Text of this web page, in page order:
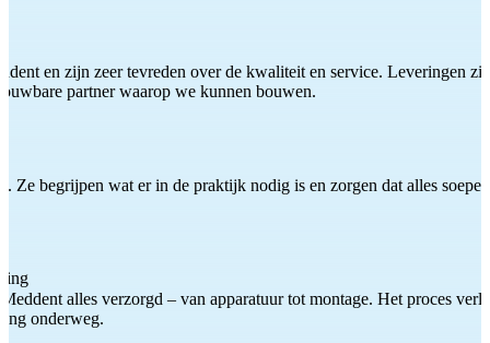
en zijn zeer tevreden over de kwaliteit en service. Leveringen
partner waarop we kunnen bouwen.
Ze begrijpen wat er in de praktijk nodig is en zorgen dat alles
alles verzorgd – van apparatuur tot montage. Het proces
onderweg.